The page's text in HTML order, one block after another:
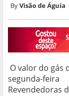
Visão de Águia
O valor do gás
segunda-
Revendedoras